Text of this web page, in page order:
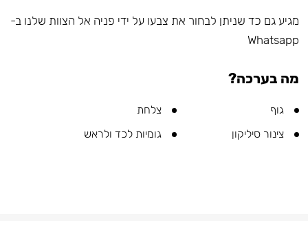
מגיע גם כד שניתן לבחור את צבעו על ידי פניה אל הצוות שלנו ב-
Whatsapp
מה בערכה?
גוף
צלחת
צינור סיליקון
גומיות לכד ולראש